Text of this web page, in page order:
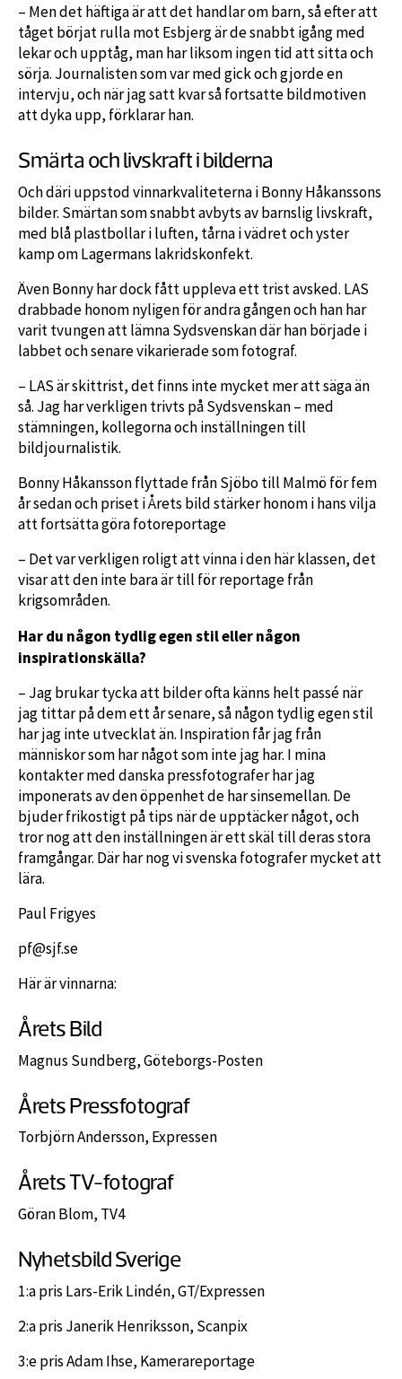
– Men det häftiga är att det handlar om barn, så efter att
tåget börjat rulla mot Esbjerg är de snabbt igång med
lekar och upptåg, man har liksom ingen tid att sitta och
sörja. Journalisten som var med gick och gjorde en
intervju, och när jag satt kvar så fortsatte bildmotiven
att dyka upp, förklarar han.
Smärta och livskraft i bilderna
Och däri uppstod vinnarkvaliteterna i Bonny Håkanssons
bilder. Smärtan som snabbt avbyts av barnslig livskraft,
med blå plastbollar i luften, tårna i vädret och yster
kamp om Lagermans lakridskonfekt.
Även Bonny har dock fått uppleva ett trist avsked. LAS
drabbade honom nyligen för andra gången och han har
varit tvungen att lämna Sydsvenskan där han började i
labbet och senare vikarierade som fotograf.
– LAS är skittrist, det finns inte mycket mer att säga än
så. Jag har verkligen trivts på Sydsvenskan – med
stämningen, kollegorna och inställningen till
bildjournalistik.
Bonny Håkansson flyttade från Sjöbo till Malmö för fem
år sedan och priset i Årets bild stärker honom i hans vilja
att fortsätta göra fotoreportage
– Det var verkligen roligt att vinna i den här klassen, det
visar att den inte bara är till för reportage från
krigsområden.
Har du någon tydlig egen stil eller någon
inspirationskälla?
– Jag brukar tycka att bilder ofta känns helt passé när
jag tittar på dem ett år senare, så någon tydlig egen stil
har jag inte utvecklat än. Inspiration får jag från
människor som har något som inte jag har. I mina
kontakter med danska pressfotografer har jag
imponerats av den öppenhet de har sinsemellan. De
bjuder frikostigt på tips när de upptäcker något, och
tror nog att den inställningen är ett skäl till deras stora
framgångar. Där har nog vi svenska fotografer mycket att
lära.
Paul Frigyes
pf@sjf.se
Här är vinnarna:
Årets Bild
Magnus Sundberg, Göteborgs-Posten
Årets Pressfotograf
Torbjörn Andersson, Expressen
Årets TV-fotograf
Göran Blom, TV4
Nyhetsbild Sverige
1:a pris Lars-Erik Lindén, GT/Expressen
2:a pris Janerik Henriksson, Scanpix
3:e pris Adam Ihse, Kamerareportage